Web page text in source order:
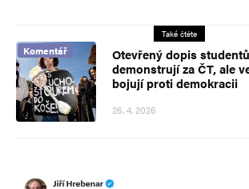
Také čtěte
Komentář
Otevřený dopis
demonstrují za ČT, ale
bojují proti demokracii
26. 4. 2026